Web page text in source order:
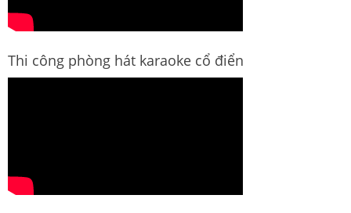
Thi công phòng hát karaoke cổ điển